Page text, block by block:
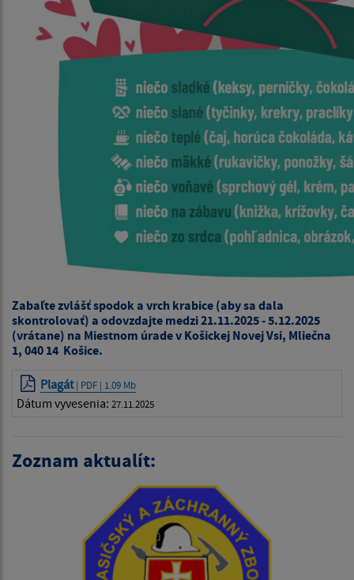
Zabaľte zvlášť spodok a vrch krabice (aby sa dala
skontrolovať) a odovzdajte medzi 21.11.2025 - 5.12.2025
(vrátane) na Miestnom úrade v Košickej Novej Vsi, Mliečna
1, 040 14 Košice.
Plagát| PDF | 1.09 Mb
Dátum vyvesenia: 27.11.2025
Zoznam aktualít: